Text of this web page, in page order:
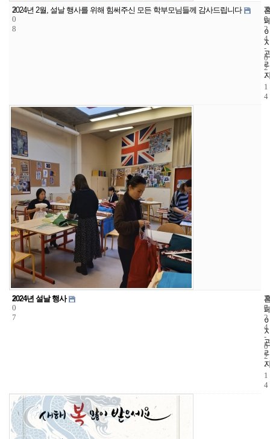
3
0
8
2024년 2월, 설날 행사를 위해 힘써주신 모든 학부모님들께 감사드립니다
2
0
2
0
2
4
-
0
2
-
1
4
3
0
7
2024년 설날 행사
1
7
2
0
2
4
-
0
2
-
1
4